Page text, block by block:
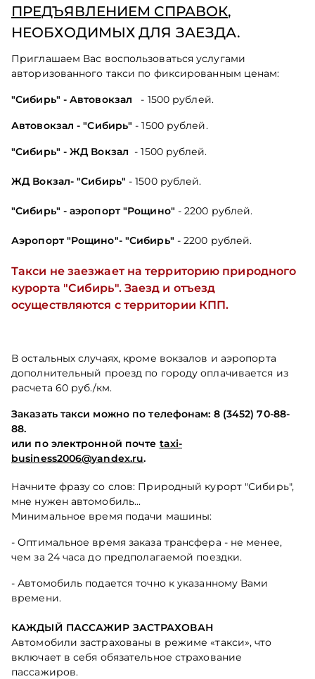
ПРЕДЪЯВЛЕНИЕМ СПРАВОК,
НЕОБХОДИМЫХ ДЛЯ ЗАЕЗДА.
Приглашаем Вас воспользоваться услугами
авторизованного такси по фиксированным ценам:
"Сибирь" - Автовокзал - 1500 рублей.
Автовокзал -"Сибирь" - 1500 рублей.
"Сибирь" - ЖД Вокзал - 1500 рублей.
ЖД Вокзал- "Сибирь" - 1500 рублей.
"Сибирь" - аэропорт "Рощино" - 2200 рублей.
Аэропорт "Рощино"- "Сибирь" - 2200 рублей.
Такси не заезжает на территорию природного
курорта "Сибирь". Заезд и отъезд
осуществляются с территории КПП.
В остальных случаях, кроме вокзалов и аэропорта
дополнительный проезд по городу оплачивается из
расчета 60 руб./км.
Заказать такси можно по телефонам: 8 (3452) 70-88-
88.
или по электронной почте taxi-
business2006@yandex.ru.
Начните фразу со слов: Природный курорт "Сибирь",
мне нужен автомобиль...
Минимальное время подачи машины:
- Оптимальное время заказа трансфера - не менее,
чем за 24 часа до предполагаемой поездки.
- Автомобиль подается точно к указанному Вами
времени.
КАЖДЫЙ ПАССАЖИР ЗАСТРАХОВАН
Автомобили застрахованы в режиме «такси», что
включает в себя обязательное страхование
пассажиров.